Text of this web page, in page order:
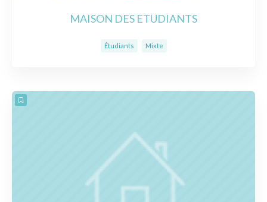
MAISON DES ETUDIANTS
Étudiants Mixte